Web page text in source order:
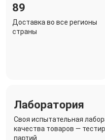
89
Доставка во все регионы
страны
Лаборатория
Своя испытательная
качества товаров —
партий